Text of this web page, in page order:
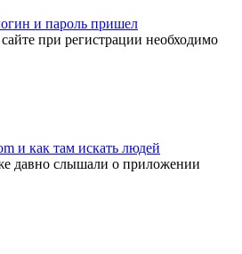
и пароль пришел
при регистрации необходимо
и как там искать людей
давно слышали о приложении